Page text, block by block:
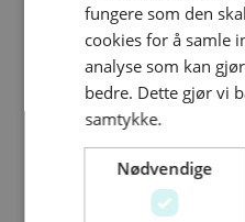
fungere som den
cookies for å samle
analyse som kan
bedre. Dette gjør vi
samtykke.
Nødvendige